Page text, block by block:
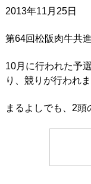
2013年11月25日
第64回松阪肉牛共
10月に行われた予
り、競りが行われま
まるよしでも、2頭